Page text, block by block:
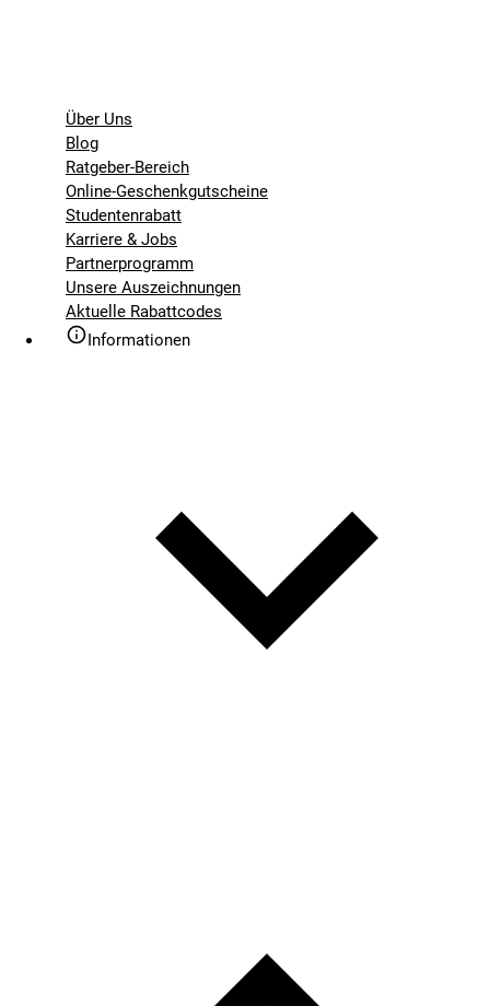
Über Uns
Blog
Ratgeber-Bereich
Online-Geschenkgutscheine
Studentenrabatt
Karriere & Jobs
Partnerprogramm
Unsere Auszeichnungen
Aktuelle Rabattcodes
Informationen